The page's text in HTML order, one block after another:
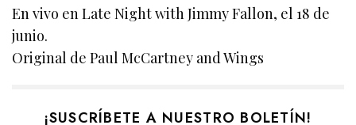
En vivo en Late Night with Jimmy Fallon, el 18 de
junio.
Original de Paul McCartney and Wings
¡SUSCRÍBETE A NUESTRO BOLETÍN!